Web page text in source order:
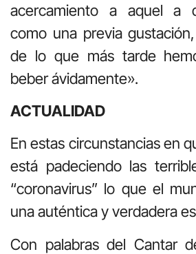
acercamiento a aquel a
como una previa
de lo que más tarde
beber ávidamente».
ACTUALIDAD
En estas circunstancias en
está padeciendo las
“coronavirus” lo que el
una auténtica y verdadera
Con palabras del Cantar